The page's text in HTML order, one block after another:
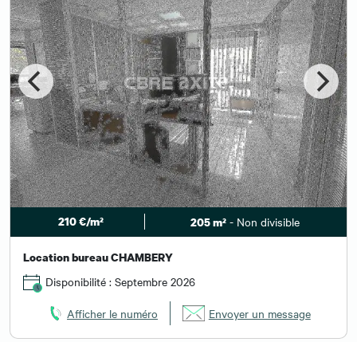
210 €/m² 205 m²- Non divisible
Location bureau CHAMBERY
Disponibilité : Septembre 2026
Afficher le numéro Envoyer un message